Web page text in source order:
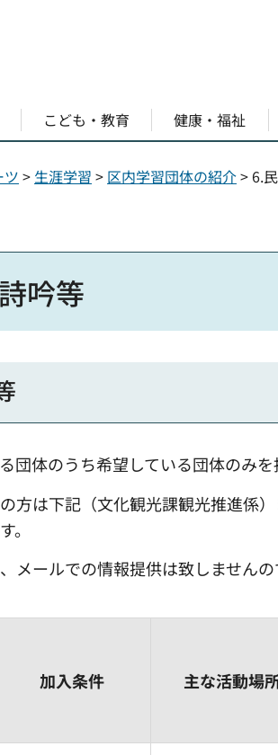
こども・教育 健康・福祉
> 生涯学習 > 区内学習団体の紹介> 6.
吟等
団体のうち希望している団体のみを
方は下記（文化観光課観光推進係
。
メールでの情報提供は致しませんの
加入条件 主な活動場